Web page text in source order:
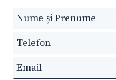
Leave
this
field
blank